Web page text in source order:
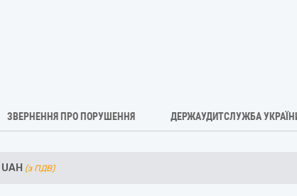
ЗВЕРНЕННЯ ПРО ПОРУШЕННЯ ДЕРЖАУДИТСЛУЖБА
UAH (з ПДВ)